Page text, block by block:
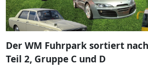
Der WM Fuhrpark sortiert
Teil 2, Gruppe C und D